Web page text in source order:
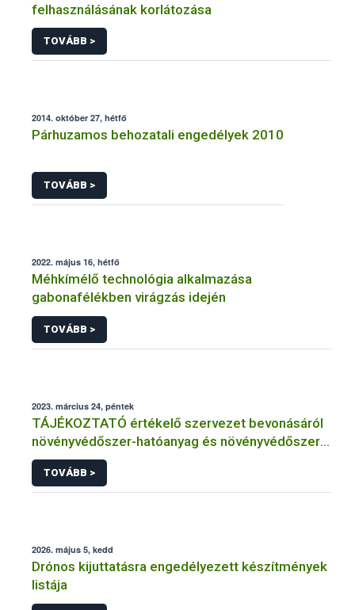
felhasználásának korlátozása
TOVÁBB >
2014. október 27, hétfő
Párhuzamos behozatali engedélyek 2010
TOVÁBB >
2022. május 16, hétfő
Méhkímélő technológia alkalmazása
gabonafélékben virágzás idején
TOVÁBB >
2023. március 24, péntek
TÁJÉKOZTATÓ értékelő szervezet bevonásáról
növényvédőszer-hatóanyag és növényvédőszer
engedélyezésére, továbbá a meglévő engedély
meghosszabbítására vagy módosítására irányuló
eljárásba
TOVÁBB >
2026. május 5, kedd
Drónos kijuttatásra engedélyezett készítmények
listája